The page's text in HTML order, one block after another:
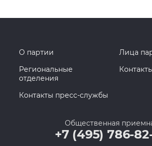
О партии
Лица
Региональные
отделения
Контакты пресс-службы
Общественная
+7 (495) 786-